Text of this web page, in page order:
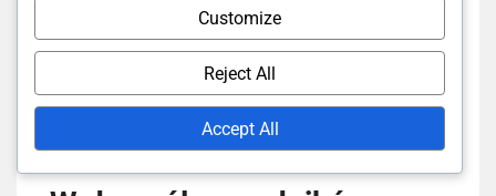
Co więcej, podejście mentalne różni się; zawodnicy
Testowi często muszą utrzymywać koncentrację
przez długie okresy, podczas gdy zawodnicy T20
muszą być gotowi do szybkiej zmiany tempa,
dostosowując się do szybkiego charakteru gry.
Customize
Reject All
Accept All